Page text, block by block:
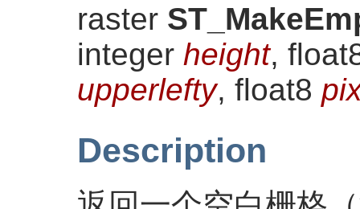
raster
integer height,
upperlefty, float8
Description